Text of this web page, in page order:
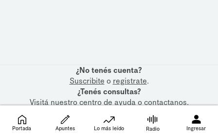
¿No tenés cuenta?
Suscribite o registrate.
¿Tenés consultas?
Visitá nuestrocentro de ayudaocontactanos.
Portada Apuntes Lo más leído Radio Ingresar